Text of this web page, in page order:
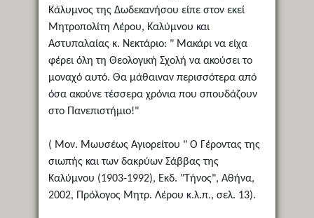
Κάλυμνος της Δωδεκανήσου είπε στον εκεί
Μητροπολίτη Λέρου, Καλύμνου και
Αστυπαλαίας κ. Νεκτάριο: " Μακάρι να είχα
φέρει όλη τη Θεολογική Σχολή να ακούσει το
μοναχό αυτό. Θα μάθαιναν περισσότερα από
όσα ακούνε τέσσερα χρόνια που σπουδάζουν
στο Πανεπιστήμιο!"
( Μον. Μωυσέως Αγιορείτου " Ο Γέροντας της
σιωπής και των δακρύων Σάββας της
Καλύμνου (1903-1992), Εκδ. "Τήνος", Αθήνα,
2002, Πρόλογος Μητρ. Λέρου κ.λ.π., σελ. 13).